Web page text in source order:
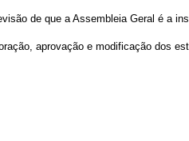
de que a Assembleia Geral é a
aprovação e modificação dos